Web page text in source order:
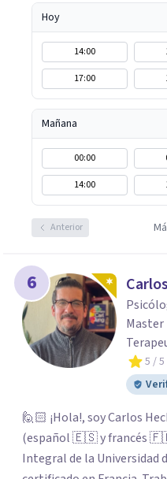
Hoy
14:00
17:00
Mañana
00:00
14:00
Anterior
6
5 / 5
🙋🏻 ¡Hola!, soy Carlos
(español 🇪🇸 y francés
Integral de la Universidad